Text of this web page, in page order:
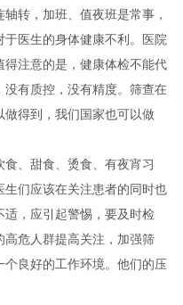
转，加班、值夜班是常事，
医生的身体健康不利。医院
注意的是，健康体检不能代
有质控，没有精度。筛查在
得到，我们国家也可以做
、甜食、烫食、有夜宵习
们应该在关注患者的同时也
，应引起警惕，要及时检
危人群提高关注，加强筛
良好的工作环境。他们的压